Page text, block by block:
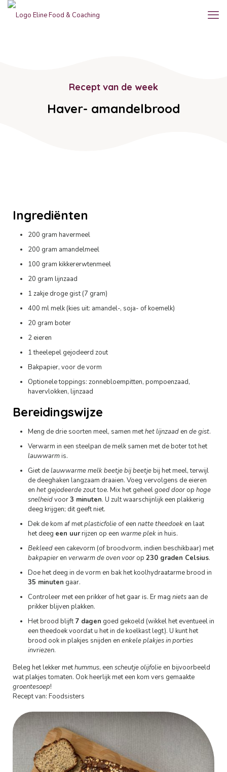
Recept van de week
Haver- amandelbrood
Ingrediënten
200 gram havermeel
200 gram amandelmeel
100 gram kikkererwtenmeel
20 gram lijnzaad
1 zakje droge gist (7 gram)
400 ml melk (kies uit: amandel-, soja- of koemelk)
20 gram boter
2 eieren
1 theelepel gejodeerd zout
Bakpapier, voor de vorm
Optionele toppings: zonnebloempitten, pompoenzaad,
havervlokken, lijnzaad
Bereidingswijze
Meng de drie soorten meel, samen methet lijnzaad en de gist.
Verwarm in een steelpan de melk samen met de boter tot het
lauwwarmis.
Giet delauwwarme melkbeetje bij beetjebij het meel, terwijl
de deeghaken langzaam draaien. Voeg vervolgens de eieren
en het gejodeerde zouttoe. Mix het geheelgoed door op hoge
snelheidvoor3 minuten. U zult waarschijnlijk een plakkerig
deeg krijgen; dit geeft niet.
Dek de kom af metplasticfolie of een natte theedoek en laat
het deeg een uurrijzen op een warme plekin huis.
Bekleed een cakevorm (of broodvorm, indien beschikbaar) met
bakpapier en verwarm de oven voor op 230 graden Celsius.
Doe het deeg in de vorm en bak het koolhydraatarme brood in
35 minuten gaar.
Controleer met een prikker of het gaar is. Er mag niets aan de
prikker blijven plakken.
Het brood blijft7 dagen goed gekoeld (wikkel het eventueel in
een theedoek voordat u het in de koelkast legt). U kunt het
brood ook in plakjes snijden en enkele plakjes in porties
invriezen.
Beleg het lekker methummus, een scheutje olijfolie en bijvoorbeeld
wat plakjes tomaten. Ook heerlijk met een kom vers gemaakte
groentesoep!
Recept van: Foodsisters